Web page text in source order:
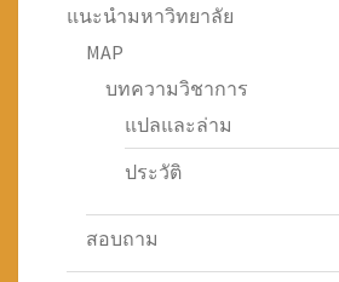
แนะนำมหาวิทยาลัย
MAP
บทความวิชาการ
แปลและล่าม
ประวัติ
สอบถาม